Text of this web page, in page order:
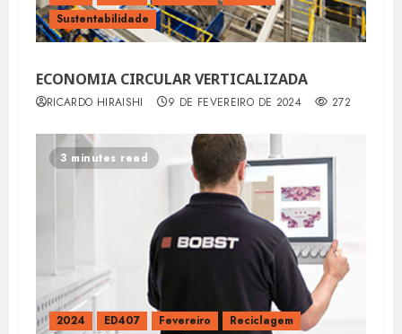
Sustentabilidade
ECONOMIA CIRCULAR VERTICALIZADA
RICARDO HIRAISHI 9 DE FEVEREIRO DE 2024 272
3 minutes read
2024 ED407 Fevereiro
Reciclagem